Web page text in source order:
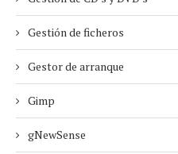
Gestión de ficheros
Gestor de arranque
Gimp
gNewSense